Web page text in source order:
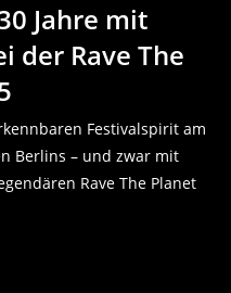
Jahre mit
der Rave The
Festivalspirit am
Berlins – und zwar mit
Rave The Planet